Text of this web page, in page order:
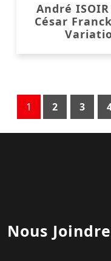
André ISOIR
César
1 2 3
Nous Joindre